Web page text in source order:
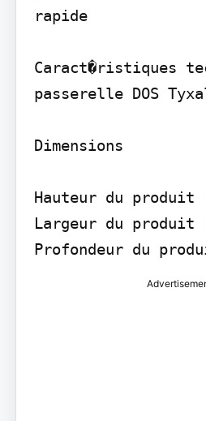
rapide
Caract�ristiques
passerelle DOS
Dimensions
Hauteur du produit
Largeur du produit
Profondeur du